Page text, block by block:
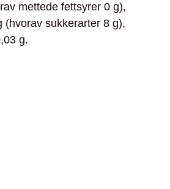
mettede fettsyrer 0 g),
(hvorav sukkerarter 8 g),
g.